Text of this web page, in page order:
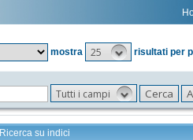
mostra
25 risultati per
Tutti i campi
Ricerca su indici